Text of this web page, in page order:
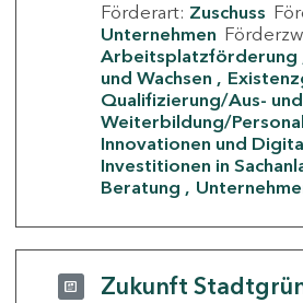
Förderart: Zuschuss
Unternehmen
Arbeitsplatzförderung
und Wachsen
Qualifizierung/Aus- und
Weiterbildung/Personal
Innovationen und
Investitionen in
Beratung
Zukunft